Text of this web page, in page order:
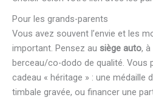
Pour les grands-parents
Vous avez souvent l’envie et les
important. Pensez au siège auto, à
berceau/co-dodo de qualité. Vous
cadeau « héritage » : une médaille
timbale gravée, ou financer une